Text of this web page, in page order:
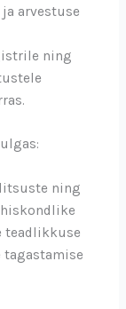
arvestuse
ning
ning
teadlikkuse